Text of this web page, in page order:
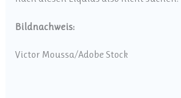
Bildnachweis:
Victor Moussa/Adobe Stock